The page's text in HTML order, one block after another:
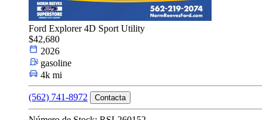
Ford Explorer 4D Sport Utility
$42,680
2026
gasoline
4k mi
(562) 741-8972 Contacta